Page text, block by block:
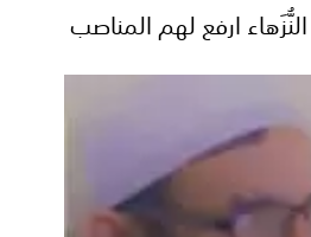
ارفع لهم المناصب